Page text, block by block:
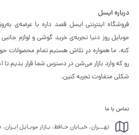
درباره ایسل
فروشگاه اینترنتی ایسل قصد داره با عرضه‌ی
موبایل روز دنیا تجربه‌ی خرید گوشی و لوازم
کنه. ما همواره در تلاش هستیم تمام محصولات
رو که وارد بازار می‌شن در دسترس شما قرار بدیم
شکلی متفاوت تجربه کنین.
تماس با ما
تهـــران، خیـابان حـافظ، بـازار موبـایل ایـران،